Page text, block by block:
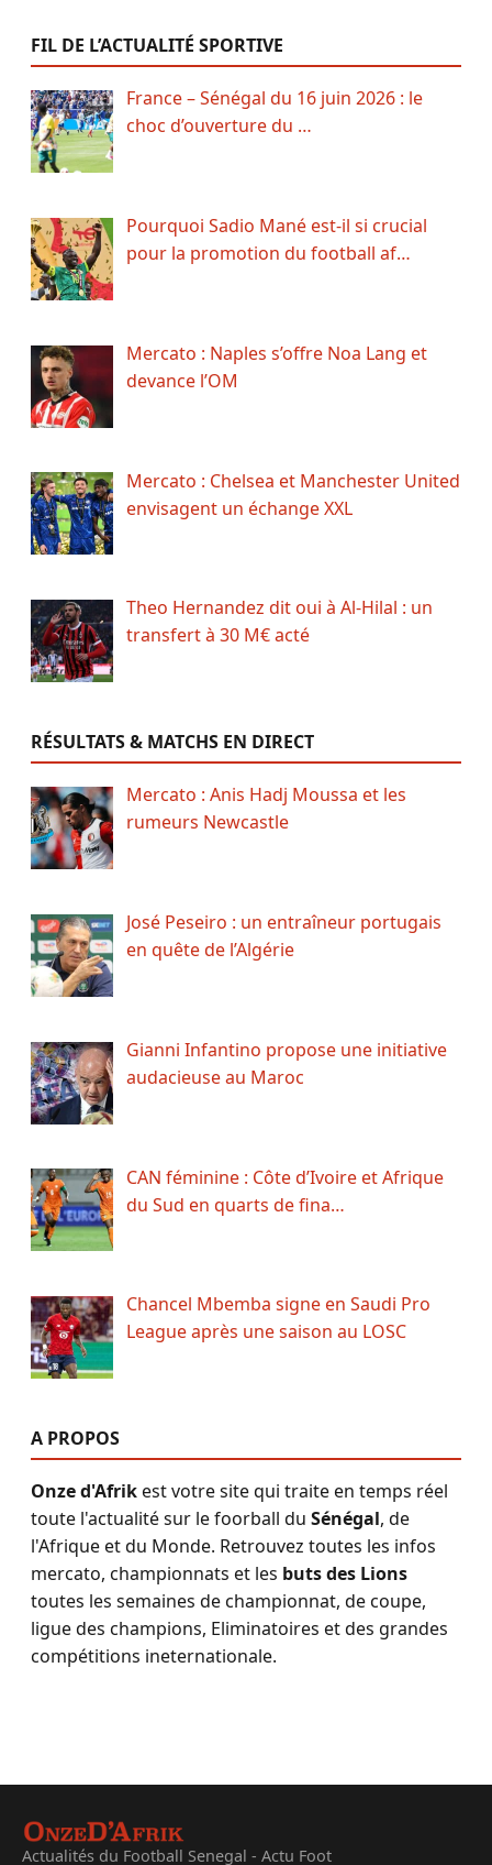
FIL DE L’ACTUALITÉ SPORTIVE
France – Sénégal du 16 juin 2026 : le
choc d’ouverture du …
Pourquoi Sadio Mané est-il si crucial
pour la promotion du football af…
Mercato : Naples s’offre Noa Lang et
devance l’OM
Mercato : Chelsea et Manchester United
envisagent un échange XXL
Theo Hernandez dit oui à Al-Hilal : un
transfert à 30 M€ acté
RÉSULTATS & MATCHS EN DIRECT
Mercato : Anis Hadj Moussa et les
rumeurs Newcastle
José Peseiro : un entraîneur portugais
en quête de l’Algérie
Gianni Infantino propose une initiative
audacieuse au Maroc
CAN féminine : Côte d’Ivoire et Afrique
du Sud en quarts de fina…
Chancel Mbemba signe en Saudi Pro
League après une saison au LOSC
A PROPOS
Onze d'Afrikest votre site qui traite en temps réel
toute l'actualité sur le foorball du Sénégal, de
l'Afrique et du Monde. Retrouvez toutes les infos
mercato, championnats et les buts des Lions
toutes les semaines de championnat, de coupe,
ligue des champions, Eliminatoires et des grandes
compétitions ineternationale.
Actualités du Football Senegal - Actu Foot